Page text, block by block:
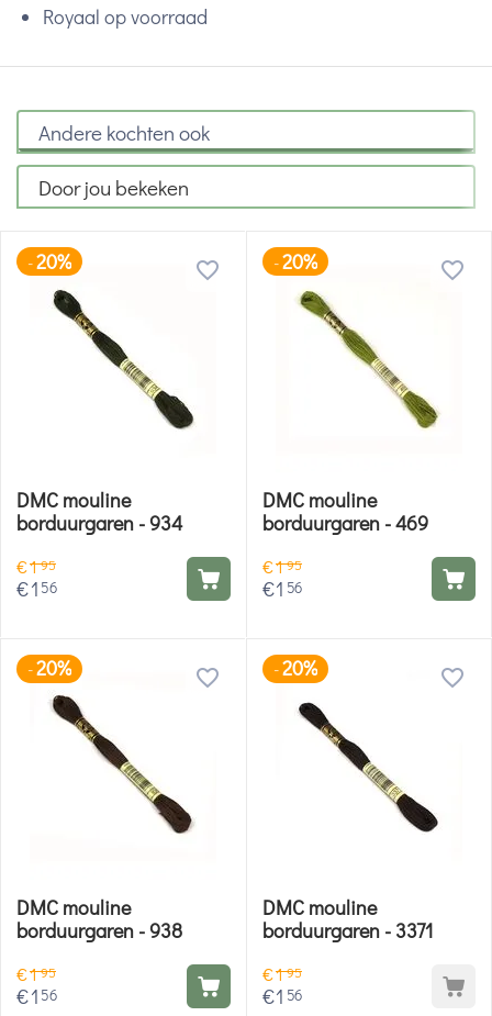
Royaal op voorraad
Andere kochten ook
Door jou bekeken
-20%
DMC mouline
borduurgaren - 934
€195
€1 56
-20%
DMC mouline
borduurgaren - 469
€195
€1 56
-20%
DMC mouline
borduurgaren - 938
€195
€1 56
-20%
DMC mouline
borduurgaren - 3371
€195
€1 56